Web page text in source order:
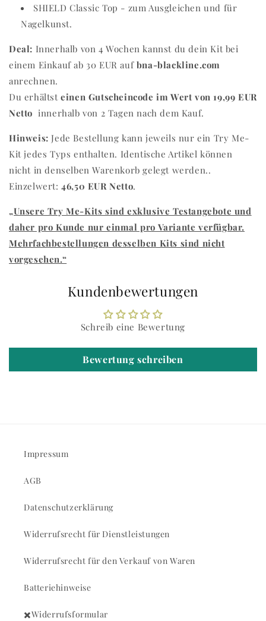
SHIELD Classic Top - zum Ausgleichen und für
Nagelkunst.
Deal: Innerhalb von 4 Wochen kannst du dein Kit bei
einem Einkauf ab 30 EUR auf bna-blackline.com
anrechnen.
Du erhältsteinen Gutscheincode im Wert von 19,99 EUR
Netto innerhalb von 2 Tagen nach dem Kauf.
Hinweis: Jede Bestellung kann jeweils nur ein Try Me-
Kit jedes Typs enthalten. Identische Artikel können
nicht in denselben Warenkorb gelegt werden..
Einzelwert:46,50 EUR Netto.
„Unsere Try Me-Kits sind exklusive Testangebote und
daher pro Kunde nur einmal pro Variante verfügbar.
Mehrfachbestellungen desselben Kits sind nicht
vorgesehen.“
Kundenbewertungen
Schreib eine Bewertung
Bewertung schreiben
Impressum
AGB
Datenschutzerklärung
Widerrufsrecht für Dienstleistungen
Widerrufsrecht für den Verkauf von Waren
Batteriehinweise
✖️Widerrufsformular